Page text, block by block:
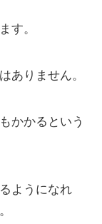
す。
ありません。
かかるという
ようになれ